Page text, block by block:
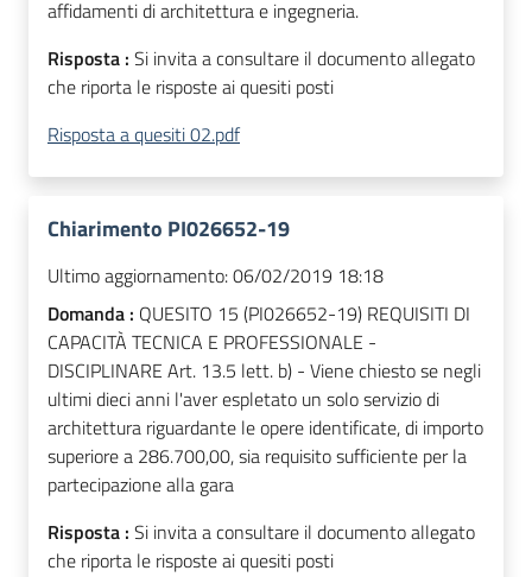
affidamenti di architettura e ingegneria.
Risposta : Si invita a consultare il documento allegato
che riporta le risposte ai quesiti posti
Risposta a quesiti 02.pdf
Chiarimento PI026652-19
Ultimo aggiornamento:06/02/2019 18:18
Domanda : QUESITO 15 (PI026652-19) REQUISITI DI
CAPACITÀ TECNICA E PROFESSIONALE -
DISCIPLINARE Art. 13.5 lett. b) - Viene chiesto se negli
ultimi dieci anni l'aver espletato un solo servizio di
architettura riguardante le opere identificate, di importo
superiore a 286.700,00, sia requisito sufficiente per la
partecipazione alla gara
Risposta : Si invita a consultare il documento allegato
che riporta le risposte ai quesiti posti